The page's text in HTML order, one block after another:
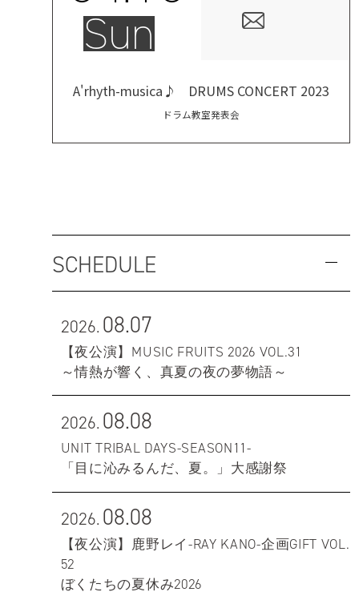
Sun
A'rhyth-musica♪ DRUMS CONCERT 2023
ドラム教室発表会
SCHEDULE
2026.08.07
【夜公演】MUSIC FRUITS 2026 VOL.31
～情熱が響く、真夏の夜の夢物語～
2026.08.08
UNIT TRIBAL DAYS-SEASON11-
「目に沁みるんだ、夏。」大感謝祭
2026.08.08
【夜公演】鹿野レイ-RAY KANO-企画GIFT VOL.
52
ぼくたちの夏休み2026